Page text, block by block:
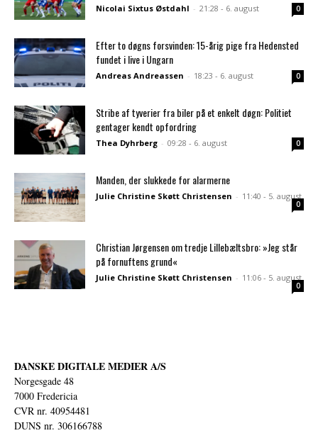
Nicolai Sixtus Østdahl - 21:28 - 6. august 0
Efter to døgns forsvinden: 15-årig pige fra Hedensted
fundet i live i Ungarn
Andreas Andreassen - 18:23 - 6. august 0
Stribe af tyverier fra biler på et enkelt døgn: Politiet
gentager kendt opfordring
Thea Dyhrberg - 09:28 - 6. august 0
Manden, der slukkede for alarmerne
Julie Christine Skøtt Christensen - 11:40 - 5. august
0
Christian Jørgensen om tredje Lillebæltsbro: »Jeg står
på fornuftens grund«
Julie Christine Skøtt Christensen - 11:06 - 5. august
0
DANSKE DIGITALE MEDIER A/S
Norgesgade 48
7000 Fredericia
CVR nr. 40954481
DUNS nr. 306166788